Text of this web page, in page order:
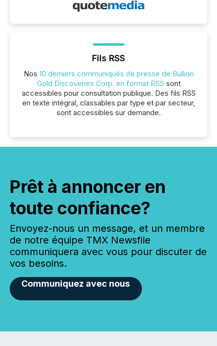
Fils RSS
Nos 10 derniers communiqués de presse de Bullion
Gold Discoveries Corp. en format RSS sont
accessibles pour consultation publique. Des fils RSS
en texte intégral, classables par type et par secteur,
sont accessibles sur demande.
Prêt à annoncer en
toute confiance?
Envoyez-nous un message, et un membre
de notre équipe TMX Newsfile
communiquera avec vous pour discuter de
vos besoins.
Communiquez avec nous